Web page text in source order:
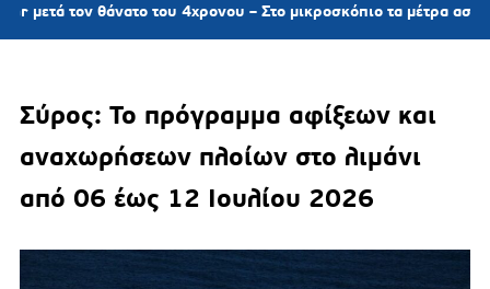
θάνατο του 4χρονου – Στο μικροσκόπιο τα μέτρα ασφαλείας
Σύρος: Το πρόγραμμα αφίξεων και
αναχωρήσεων πλοίων στο λιμάνι
από 06 έως 12 Ιουλίου 2026